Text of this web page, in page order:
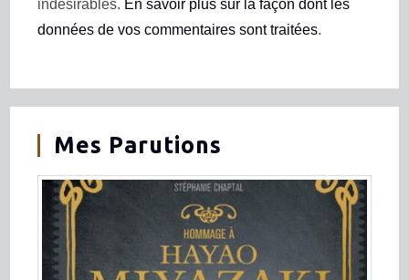
indésirables. En savoir plus sur la façon dont les
données de vos commentaires sont traitées.
Mes Parutions